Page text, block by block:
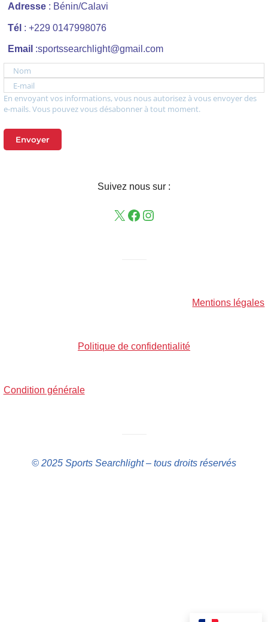
Adresse : Bénin/Calavi
Tél : +229 0147998076
Email :sportssearchlight@gmail.com
Nom
E-mail
En envoyant vos informations, vous nous autorisez à vous envoyer des
e-mails. Vous pouvez vous désabonner à tout moment.
Envoyer
Suivez nous sur :
Mentions légales
Politique de confidentialité
Condition générale
© 2025 Sports Searchlight – tous droits réservés